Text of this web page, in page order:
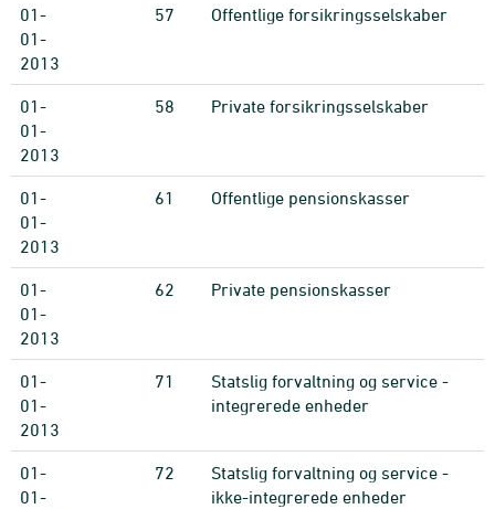
01-
01-
2013
57 Offentlige forsikringsselskaber
01-
01-
2013
58 Private forsikringsselskaber
01-
01-
2013
61 Offentlige pensionskasser
01-
01-
2013
62 Private pensionskasser
01-
01-
2013
71
Statslig forvaltning og service -
integrerede enheder
01-
01-
72
Statslig forvaltning og service -
ikke-integrerede enheder